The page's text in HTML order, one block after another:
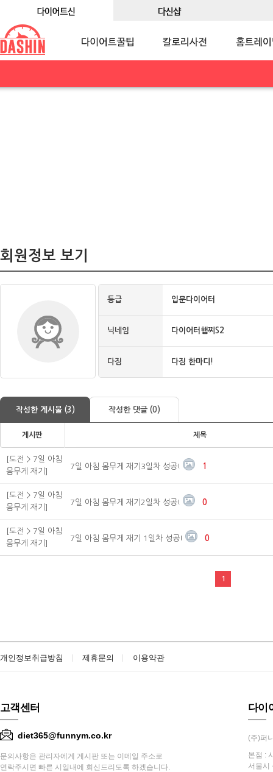
회원정보 보기
등급 입문다이어터
닉네임 다이어터햄찌S2
다짐 다짐 한마디!
작성한 게시물 (3) 작성한 댓글 (0)
게시판 제목
[도전 > 7일 아침
몸무게 재기]
7일 아침 몸무게 재기3일차 성공! 1
[도전 > 7일 아침
몸무게 재기]
7일 아침 몸무게 재기2일차 성공! 0
[도전 > 7일 아침
몸무게 재기]
7일 아침 몸무게 재기 1일차 성공! 0
1
개인정보취급방침 제휴문의 이용약관
고객센터
diet365@funnym.co.kr
문의사항은 관리자에게 게시판 또는 이메일 주소로
연락주시면 빠른 시일내에 회신드리도록 하겠습니다.
다이
(주)퍼
본점 :
서울시